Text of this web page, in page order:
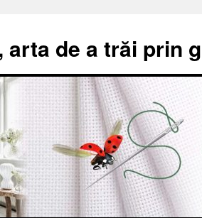
arta de a trăi prin